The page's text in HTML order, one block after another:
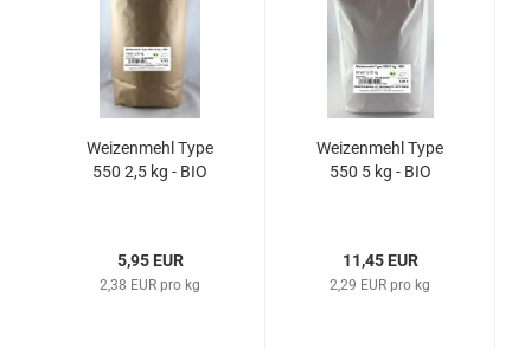
Weizenmehl Type
550 2,5 kg - BIO
5,95 EUR
2,38 EUR pro kg
Weizenmehl Type
550 5 kg - BIO
11,45 EUR
2,29 EUR pro kg